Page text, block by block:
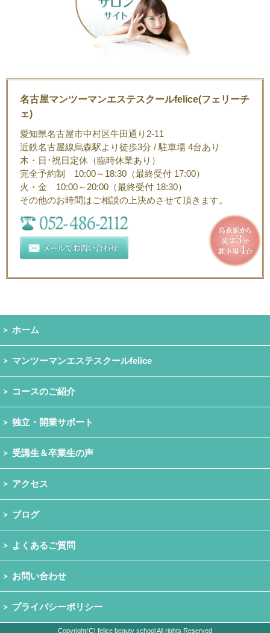
名古屋マンツーマンエステスクールfelice(フェリーチ
ェ)
愛知県名古屋市中村区牛田通り2-11
近鉄名古屋線烏森駅より徒歩3分 / 駐車場 4台あり
木・日･祝日定休（臨時休業あり）
完全予約制 10:00～18:30（最終受付 17:00）
火・金 10:00～20:00（最終受付 18:30）
その他のお時間はご相談の上決めさせて頂きます。
ホーム
マンツーマンエステスクールfelice
コースのご紹介
独立・開業サポート
受講生＆卒業生の声
アクセス
ブログ
よくあるご質問
お問い合わせ
プライバシーポリシー
Copyright(C) felice beauty school All rights Reserved